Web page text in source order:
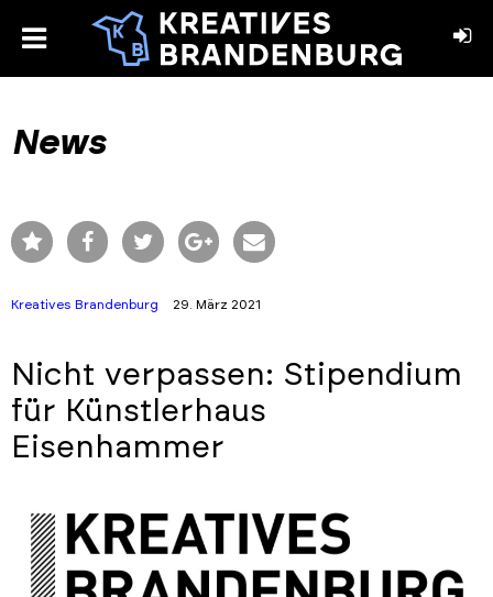
toggle
News
Kreatives Brandenburg 29. März 2021
Nicht verpassen: Stipendium
für Künstlerhaus
Eisenhammer